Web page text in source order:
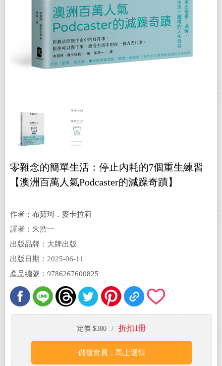
零雜念的簡單生活：停止內耗的7個重生練習
【澳洲百萬人氣Podcaster的減躁奇蹟】
作者：布茹珂．麥卡拉莉
譯者：朱浩一
出版品牌：大牌出版
出版日期：2025-06-11
產品編號：9786267600825
定價 $380 / 折扣1冊
儲值會員，馬上選領